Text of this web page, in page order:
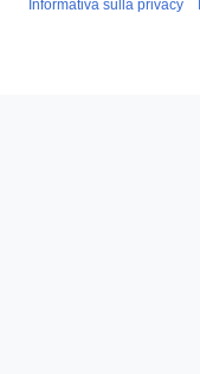
Informativa sulla privacy